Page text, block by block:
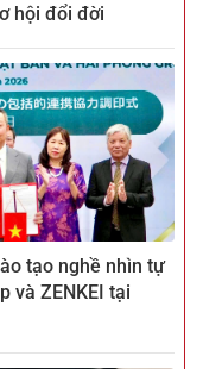
hội đổi đời
tạo nghề nhìn tự
và ZENKEI tại